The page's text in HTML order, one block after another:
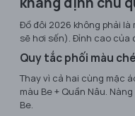
Đồ đôi 2026 không phải
sẽ hơi sến). Đỉnh cao của
Quy tắc phối màu
Thay vì cả hai cùng mặc
màu Be + Quần Nâu.
Be.